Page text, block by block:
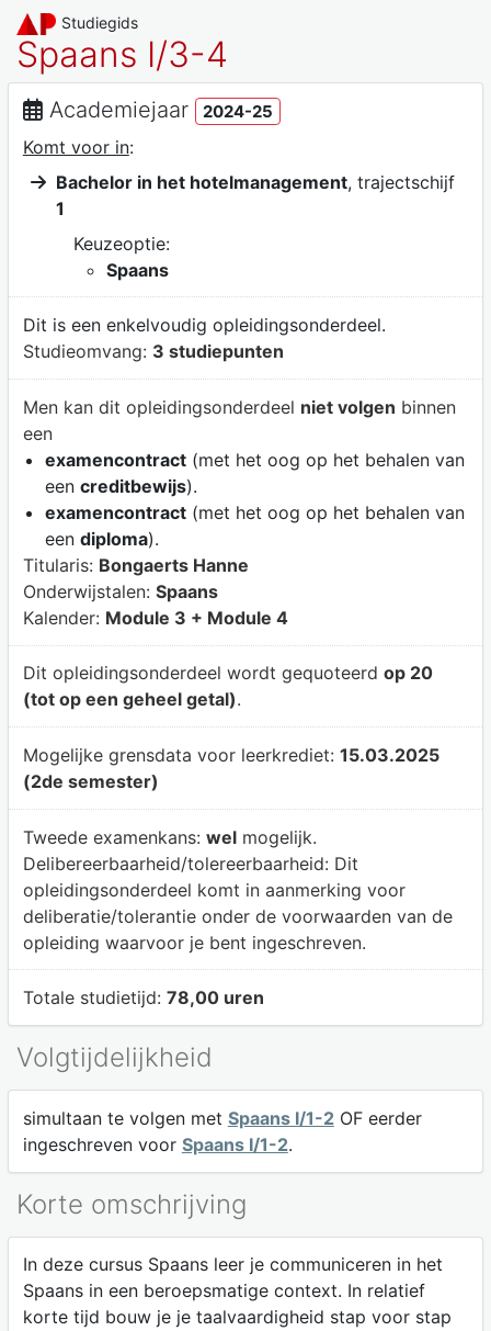
Studiegids
Spaans I/3-4
Academiejaar 2024-25
Komt voor in:
Bachelor in het hotelmanagement, trajectschijf
1
Keuzeoptie:
Spaans
Dit is een enkelvoudig opleidingsonderdeel.
Studieomvang: 3 studiepunten
Men kan dit opleidingsonderdeel niet volgen binnen
een
examencontract(met het oog op het behalen van
een creditbewijs).
examencontract(met het oog op het behalen van
een diploma).
Titularis: Bongaerts Hanne
Onderwijstalen: Spaans
Kalender: Module 3 + Module 4
Dit opleidingsonderdeel wordt gequoteerd op 20
(tot op een geheel getal).
Mogelijke grensdata voor leerkrediet: 15.03.2025
(2de semester)
Tweede examenkans: welmogelijk.
Delibereerbaarheid/tolereerbaarheid: Dit
opleidingsonderdeel komt in aanmerking voor
deliberatie/tolerantie onder de voorwaarden van de
opleiding waarvoor je bent ingeschreven.
Totale studietijd: 78,00 uren
Volgtijdelijkheid
simultaan te volgen met Spaans I/1-2OF eerder
ingeschreven voor Spaans I/1-2.
Korte omschrijving
In deze cursus Spaans leer je communiceren in het
Spaans in een beroepsmatige context. In relatief
korte tijd bouw je je taalvaardigheid stap voor stap